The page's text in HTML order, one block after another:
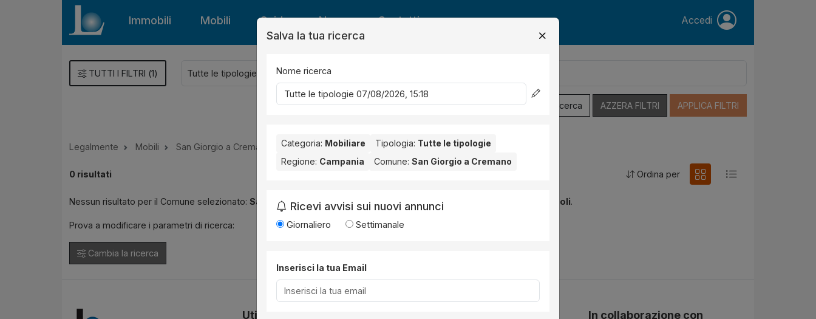
Immobili Mobili Guide News Contatti Accedi
TUTTI I FILTRI (1)
Salva Ricerca AZZERA FILTRI APPLICA FILTRI
Legalmente Mobili San Giorgio a Cremano
0 risultati Ordina per
Nessun risultato per il Comune selezionato: San Giorgio a Cremano. Nessun risultato per la Provincia selezionata: Napoli.
Prova a modificare i parametri di ricerca:
Cambia la ricerca
Utilità In collaborazione con
Salva la tua ricerca
Nome ricerca
Categoria: Mobiliare Tipologia: Tutte le tipologie
Regione: Campania Comune: San Giorgio a Cremano
Ricevi avvisi sui nuovi annunci
Giornaliero Settimanale
Inserisci la tua Email